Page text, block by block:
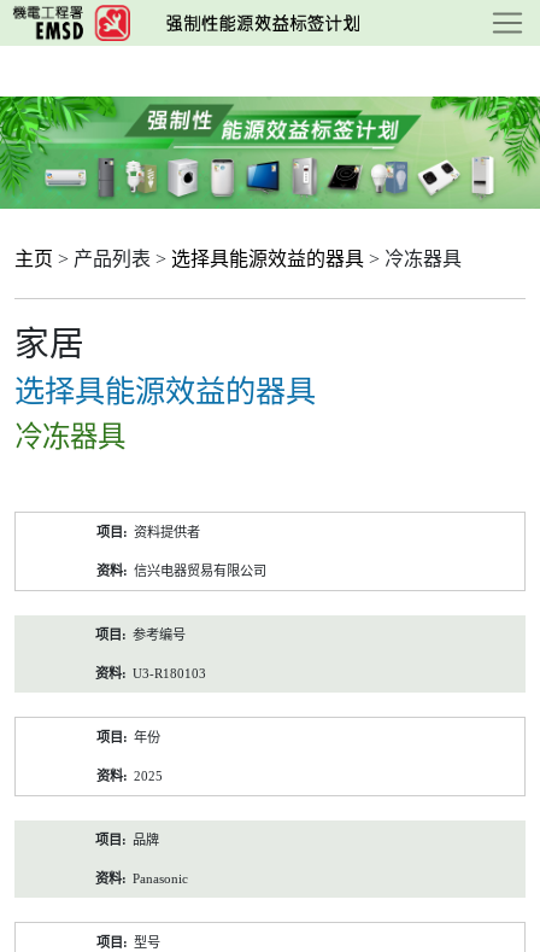
跳
至
要
内
容
主页 > 产品列表 > 选择具能源效益的器具 > 冷冻器具
家居
选择具能源效益的器具
冷冻器具
资料提供者
信兴电器贸易有限公司
参考编号
U3-R180103
年份
2025
品牌
Panasonic
型号